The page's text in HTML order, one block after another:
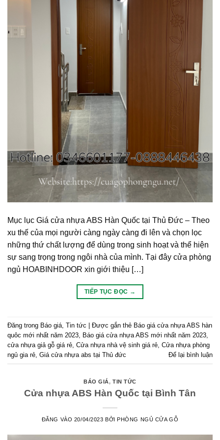
Mục lục Giá cửa nhựa ABS Hàn Quốc tại Thủ Đức – Theo
xu thế của mọi người càng ngày càng đi lên và chọn lọc
những thứ chất lượng để dùng trong sinh hoạt và thể hiện
sự sang trọng trong ngôi nhà của mình. Tại đây cửa phòng
ngủ HOABINHDOOR xin giới thiệu […]
TIẾP TỤC ĐỌC →
Đăng trong Báo giá Tin tức | Được gắn thẻ Báo giá cửa nhựa ABS hàn
quôc mới nhất năm 2023 Báo giá cửa nhựa ABS mới nhất năm 2023
cửa nhựa giả gỗ giá rẻ Cửa nhựa nhà vệ sinh giá rẻ Cửa nhựa phòng
ngủ gia rẻ Giá cửa nhựa abs tại Thủ đức Để lại bình luận
BÁO GIÁ,TIN TỨC
Cửa nhựa ABS Hàn Quốc tại Bình Tân
ĐĂNG VÀO 20/04/2023 BỞIPHÒNG NGỦ CỬA GỖ